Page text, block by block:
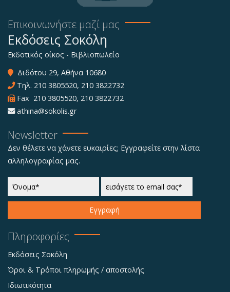
Επικοινωνήστε μαζί μας
Εκδόσεις Σοκόλη
Εκδοτικός οίκος - Βιβλιοπωλείο
Διδότου 29, Αθήνα 10680
Τηλ. 210 3805520, 210 3822732
Fax 210 3805520, 210 3822732
athina@sokolis.gr
Newsletter
Δεν θέλετε να χάνετε ευκαιρίες; Εγγραφείτε στην λίστα
αλληλογραφίας μας.
Εγγραφή
Πληροφορίες
Εκδόσεις Σοκόλη
Όροι & Τρόποι πληρωμής / αποστολής
Ιδιωτικότητα